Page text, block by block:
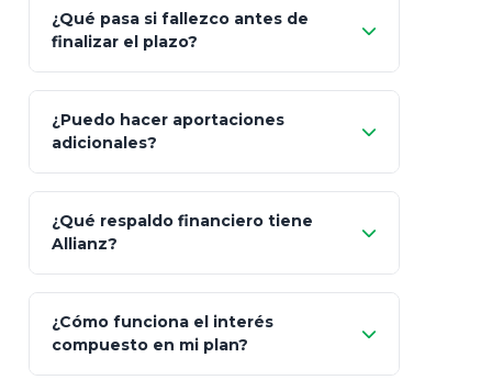
"Switching" (cambio de fondos)
¿Qué pasa si fallezco antes de
finalizar el plazo?
100% a tus
beneficiarios designados
¿Puedo hacer aportaciones
adicionales?
¿Qué respaldo financiero tiene
Allianz?
AA (Muy Fuerte)
¿Cómo funciona el interés
compuesto en mi plan?